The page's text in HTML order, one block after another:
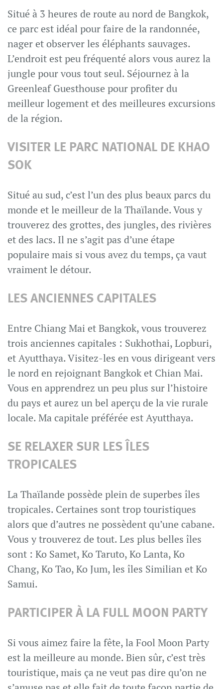
Situé à 3 heures de route au nord de Bangkok,
ce parc est idéal pour faire de la randonnée,
nager et observer les éléphants sauvages.
L’endroit est peu fréquenté alors vous aurez la
jungle pour vous tout seul. Séjournez à la
Greenleaf Guesthouse pour profiter du
meilleur logement et des meilleures excursions
de la région.
VISITER LE PARC NATIONAL DE KHAO
SOK
Situé au sud, c’est l’un des plus beaux parcs du
monde et le meilleur de la Thaïlande. Vous y
trouverez des grottes, des jungles, des rivières
et des lacs. Il ne s’agit pas d’une étape
populaire mais si vous avez du temps, ça vaut
vraiment le détour.
LES ANCIENNES CAPITALES
Entre Chiang Mai et Bangkok, vous trouverez
trois anciennes capitales : Sukhothai, Lopburi,
et Ayutthaya. Visitez-les en vous dirigeant vers
le nord en rejoignant Bangkok et Chian Mai.
Vous en apprendrez un peu plus sur l’histoire
du pays et aurez un bel aperçu de la vie rurale
locale. Ma capitale préférée est Ayutthaya.
SE RELAXER SUR LES ÎLES
TROPICALES
La Thaïlande possède plein de superbes îles
tropicales. Certaines sont trop touristiques
alors que d’autres ne possèdent qu’une cabane.
Vous y trouverez de tout. Les plus belles îles
sont : Ko Samet, Ko Taruto, Ko Lanta, Ko
Chang, Ko Tao, Ko Jum, les îles Similian et Ko
Samui.
PARTICIPER À LA FULL MOON PARTY
Si vous aimez faire la fête, la Fool Moon Party
est la meilleure au monde. Bien sûr, c’est très
touristique, mais ça ne veut pas dire qu’on ne